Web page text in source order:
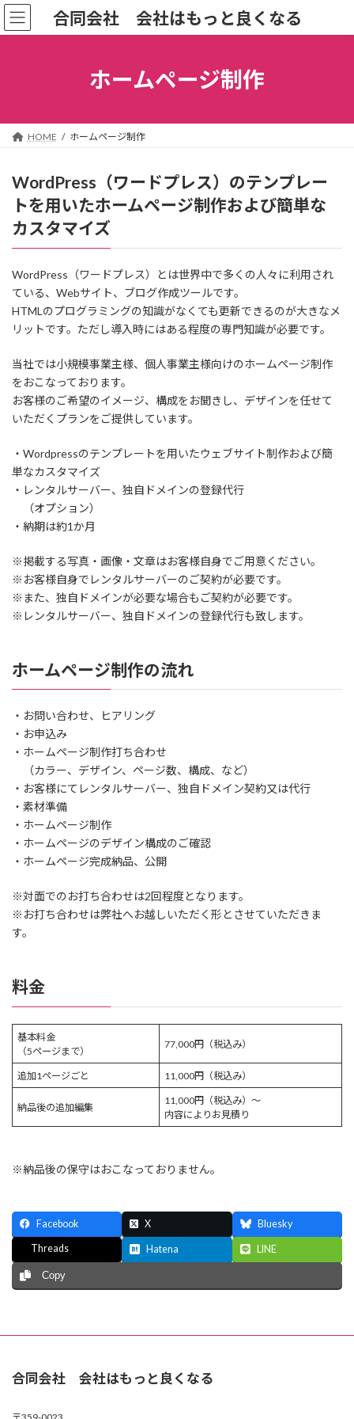
コ
ン
テ
ナ
ビ
ゲ
合同会社 会社はもっと良くなる
ホームページ制作
HOME ホームページ制作
WordPress（ワードプレス）のテンプレー
トを用いたホームページ制作および簡単な
カスタマイズ
WordPress（ワードプレス）とは世界中で多くの人々に利用され
ている、Webサイト、ブログ作成ツールです。
HTMLのプログラミングの知識がなくても更新できるのが大きなメ
リットです。ただし導入時にはある程度の専門知識が必要です。
当社では小規模事業主様、個人事業主様向けのホームページ制作
をおこなっております。
お客様のご希望のイメージ、構成をお聞きし、デザインを任せて
いただくプランをご提供しています。
・Wordpressのテンプレートを用いたウェブサイト制作および簡
単なカスタマイズ
・レンタルサーバー、独自ドメインの登録代行
（オプション）
・納期は約1か月
※掲載する写真・画像・文章はお客様自身でご用意ください。
※お客様自身でレンタルサーバーのご契約が必要です。
※また、独自ドメインが必要な場合もご契約が必要です。
※レンタルサーバー、独自ドメインの登録代行も致します。
ホームページ制作の流れ
・お問い合わせ、ヒアリング
・お申込み
・ホームページ制作打ち合わせ
（カラー、デザイン、ページ数、構成、など）
・お客様にてレンタルサーバー、独自ドメイン契約又は代行
・素材準備
・ホームページ制作
・ホームページのデザイン構成のご確認
・ホームページ完成納品、公開
※対面でのお打ち合わせは2回程度となります。
※お打ち合わせは弊社へお越しいただく形とさせていただきま
す。
料金
基本料金
（5ページまで）
77,000円（税込み）
追加1ページごと 11,000円（税込み）
納品後の追加編集
11,000円（税込み）～
内容によりお見積り
※納品後の保守はおこなっておりません。
Facebook X Bluesky
Threads Hatena LINE
Copy
合同会社 会社はもっと良くなる
〒359-0023